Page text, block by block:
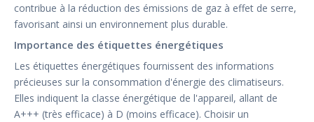
contribue à la réduction des émissions de gaz à effet de serre,
favorisant ainsi un environnement plus durable.
Importance des étiquettes énergétiques
Les étiquettes énergétiques fournissent des informations
précieuses sur la consommation d'énergie des climatiseurs.
Elles indiquent la classe énergétique de l'appareil, allant de
A+++ (très efficace) à D (moins efficace). Choisir un